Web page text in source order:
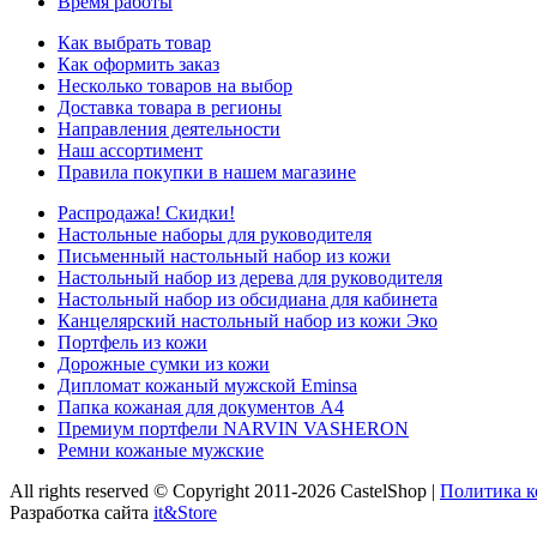
Как выбрать товар
Как оформить заказ
Несколько товаров на выбор
Доставка товара в регионы
Направления деятельности
Наш ассортимент
Правила покупки в нашем магазине
Распродажа! Скидки!
Настольные наборы для руководителя
Письменный настольный набор из кожи
Настольный набор из дерева для руководителя
Настольный набор из обсидиана для кабинета
Канцелярский настольный набор из кожи Эко
Портфель из кожи
Дорожные сумки из кожи
Дипломат кожаный мужской Eminsa
Папка кожаная для документов А4
Премиум портфели NARVIN VASHERON
Ремни кожаные мужские
All rights reserved © Copyright 2011-2026 CastelShop | Политика
Разработка сайта it&Store